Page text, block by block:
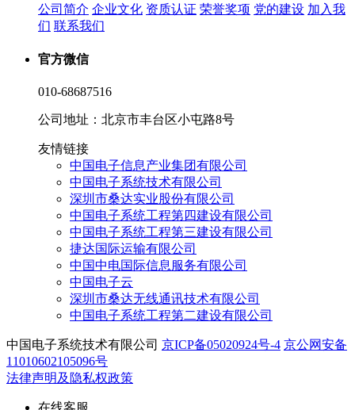
公司简介 企业文化 资质认证 荣誉奖项 党的建设 加入我
们 联系我们
官方微信
010-68687516
公司地址：北京市丰台区小屯路8号
友情链接
中国电子信息产业集团有限公司
中国电子系统技术有限公司
深圳市桑达实业股份有限公司
中国电子系统工程第四建设有限公司
中国电子系统工程第三建设有限公司
捷达国际运输有限公司
中国中电国际信息服务有限公司
中国电子云
深圳市桑达无线通讯技术有限公司
中国电子系统工程第二建设有限公司
中国电子系统技术有限公司 京ICP备05020924号-4 京公网安备
11010602105096号
法律声明及隐私权政策
在线客服